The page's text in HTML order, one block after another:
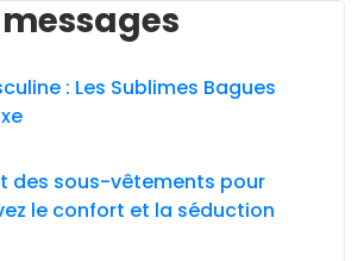
: Les Sublimes Bagues
des sous-vêtements pour
le confort et la séduction